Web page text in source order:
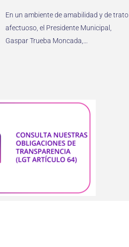
En un ambiente de amabilidad y de trato
afectuoso, el Presidente Municipal,
Gaspar Trueba Moncada,…